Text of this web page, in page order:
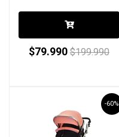
$79.990 $199.990
-60%